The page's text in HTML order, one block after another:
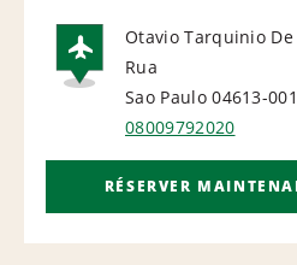
Otavio Tarquinio De
Rua
Sao Paulo 04613-001
08009792020
RÉSERVER